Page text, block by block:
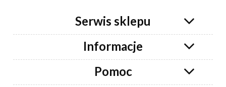
Serwis sklepu
Informacje
Pomoc